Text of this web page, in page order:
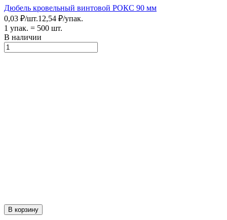
Дюбель кровельный винтовой РОКС 90 мм
0,03 ₽/шт.12,54 ₽/упак.
1 упак. = 500 шт.
В наличии
В корзину